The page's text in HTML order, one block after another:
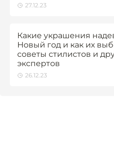
27.12.23
Какие украшения
Новый год и как их
советы стилистов и
экспертов
26.12.23